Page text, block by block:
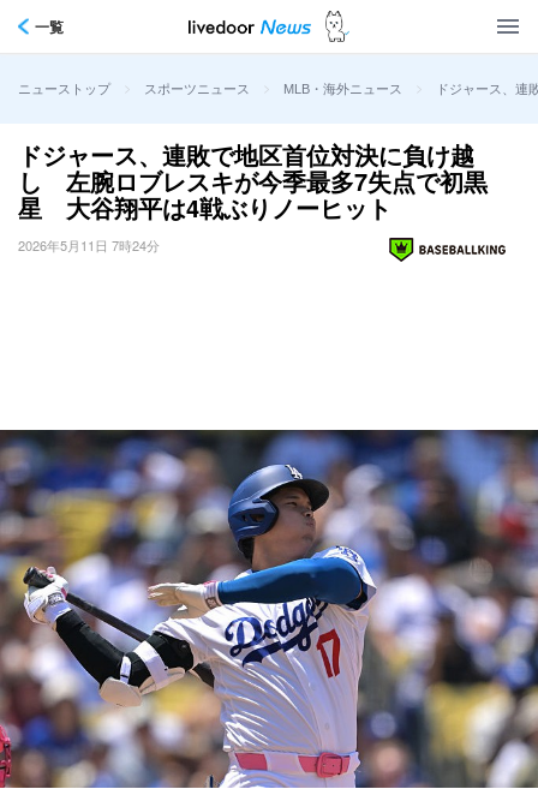
一覧
ニューストップ > スポーツニュース > MLB・海外ニュース > ドジャース、
ドジャース、連敗で地区首位対決に負け越
し 左腕ロブレスキが今季最多7失点で初黒
星 大谷翔平は4戦ぶりノーヒット
2026年5月11日 7時24分